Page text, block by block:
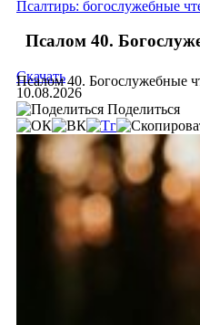
Псалтирь: богослужебные
Псалом 40.
Псалом 40. Богослужебные
Скачать
10.08.2026
Поделиться